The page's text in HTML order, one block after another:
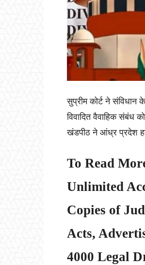
सुप्रीम कोर्ट ने
विवादित वैवाहिक संबंध
खंडपीठ ने आंध्र प्रदेश
To Read
Unlimited
Copies of
Acts,
4000 Legal